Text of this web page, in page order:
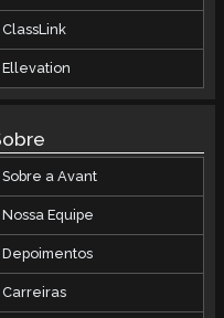
ClassLink
Ellevation
Sobre a Avant
Nossa Equipe
Depoimentos
Carreiras